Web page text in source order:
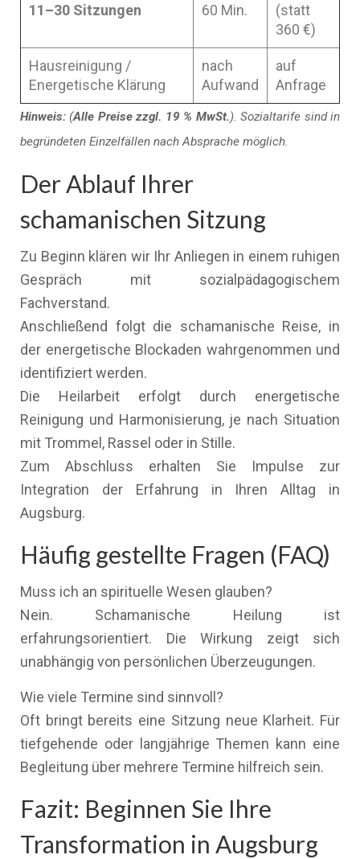
11–30 Sitzungen 60 Min.
(statt
360 €)
Hausreinigung /
Energetische Klärung
nach
Aufwand
auf
Anfrage
Hinweis: (Alle Preise zzgl. 19 % MwSt.). Sozialtarife sind in
begründeten Einzelfällen nach Absprache möglich.
Der Ablauf Ihrer
schamanischen Sitzung
Zu Beginn klären wir Ihr Anliegen in einem ruhigen
Gespräch mit sozialpädagogischem
Fachverstand.
Anschließend folgt die schamanische Reise, in
der energetische Blockaden wahrgenommen und
identifiziert werden.
Die Heilarbeit erfolgt durch energetische
Reinigung und Harmonisierung, je nach Situation
mit Trommel, Rassel oder in Stille.
Zum Abschluss erhalten Sie Impulse zur
Integration der Erfahrung in Ihren Alltag in
Augsburg.
Häufig gestellte Fragen (FAQ)
Muss ich an spirituelle Wesen glauben?
Nein. Schamanische Heilung ist
erfahrungsorientiert. Die Wirkung zeigt sich
unabhängig von persönlichen Überzeugungen.
Wie viele Termine sind sinnvoll?
Oft bringt bereits eine Sitzung neue Klarheit. Für
tiefgehende oder langjährige Themen kann eine
Begleitung über mehrere Termine hilfreich sein.
Fazit: Beginnen Sie Ihre
Transformation in Augsburg